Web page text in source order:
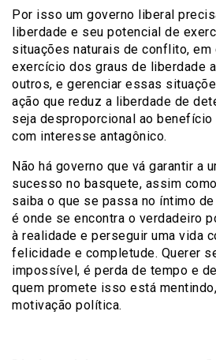
Por isso um governo liberal
liberdade e seu potencial de
situações naturais de conflito,
exercício dos graus de liberdade
outros, e gerenciar essas
ação que reduz a liberdade de
seja desproporcional ao benefício
com interesse antagônico.
Não há governo que vá garantir a
sucesso no basquete, assim
saiba o que se passa no íntimo
é onde se encontra o verdadeiro
à realidade e perseguir uma vida
felicidade e completude. Querer
impossível, é perda de tempo e
quem promete isso está
motivação política.